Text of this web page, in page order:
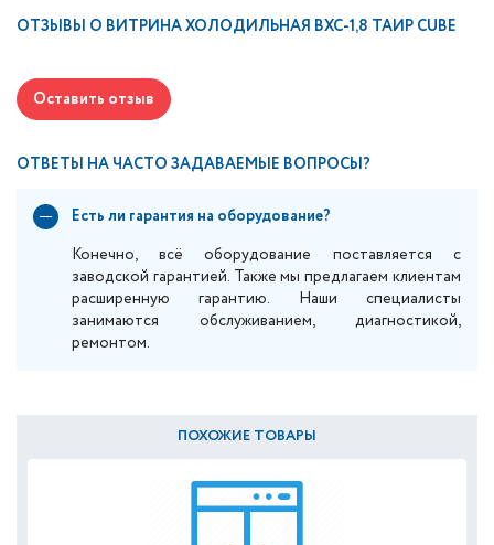
ОТЗЫВЫ О ВИТРИНА ХОЛОДИЛЬНАЯ ВХС-1,8 ТАИР CUBE
Оставить отзыв
ОТВЕТЫ НА ЧАСТО ЗАДАВАЕМЫЕ ВОПРОСЫ?
Есть ли гарантия на оборудование?
Конечно, всё оборудование поставляется с
заводской гарантией. Также мы предлагаем клиентам
расширенную гарантию. Наши специалисты
занимаются обслуживанием, диагностикой,
ремонтом.
ПОХОЖИЕ ТОВАРЫ